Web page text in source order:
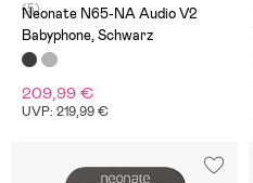
(5)
Neonate N65-NA Audio V2
Babyphone, Schwarz
209,99 €
UVP: 219,99 €